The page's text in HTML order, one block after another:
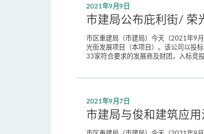
2021年9月9日
市建局公布庇利街/ 荣
市区重建局（市建局）今天（2021年9
光街发展项目（本项目）。该公司以投
33家符合要求的发展商及财团，入标竞
2021年9月7日
市建局与俊和建筑应